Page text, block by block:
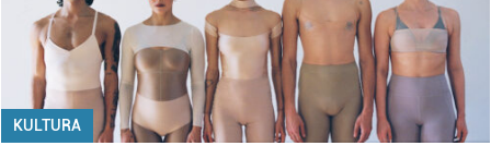
KULTURA